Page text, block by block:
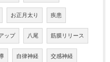
お正月太り 疾患
ップ 八尾 筋膜リリース
自律神経 交感神経